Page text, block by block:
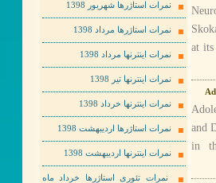
at its
and
in
نمرات استاژرها شهریور 1398
نمرات استاژرها مرداد 1398
نمرات اینترنها مرداد 1398
نمرات اینترنها تیر 1398
نمرات اینترنها خرداد 1398
نمرات استاژرها اردیبهشت 1398
نمرات اینترنها اردیبهشت 1398
نمرات تئوری استاژرها خرداد ماه